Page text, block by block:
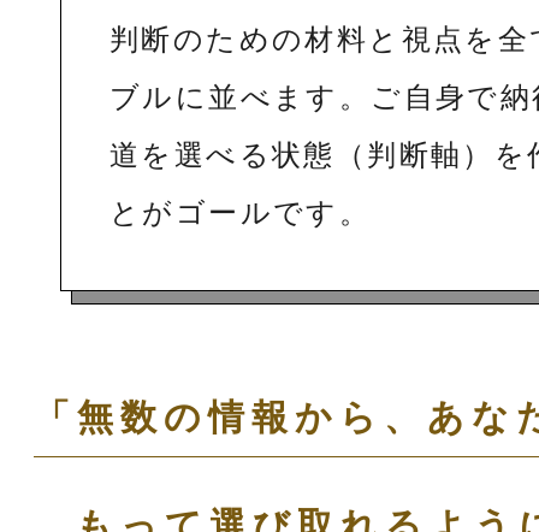
判断のための材料と視点を全
ブルに並べます。ご自身で
道を選べる状態（判断軸）を
とがゴールです。
「無数の情報から、あな